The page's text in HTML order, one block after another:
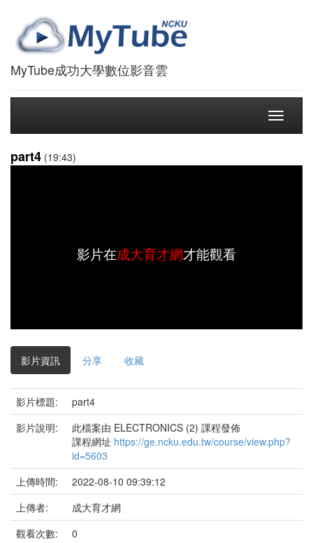
MyTube成功大學數位影音雲
Toggle
part4 (19:43)
影片在成大育才網才能觀看
影片資訊 分享 收藏
影片標題:
part4
影片說明:
此檔案由 ELECTRONICS (2) 課程發佈
課程網址 https://ge.ncku.edu.tw/course/view.php?
id=5603
上傳時間:
2022-08-10 09:39:12
上傳者:
成大育才網
觀看次數:
0